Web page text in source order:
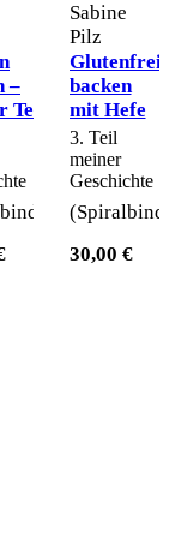
–
Teil
Sabine
Pilz
Glutenfrei
backen
mit Hefe
3. Teil
meiner
Geschichte
30,00 €